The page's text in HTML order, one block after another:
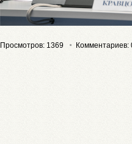
Просмотров: 1369 Комментариев: